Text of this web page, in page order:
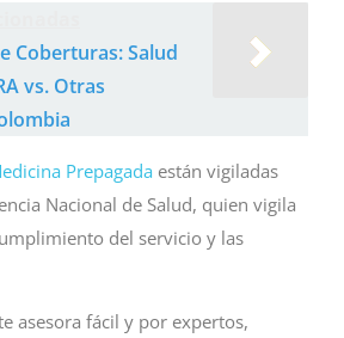
Coberturas: Salud
vs. Otras
Prepagada están vigiladas
Nacional de Salud, quien vigila
del servicio y las
asesora fácil y por expertos,